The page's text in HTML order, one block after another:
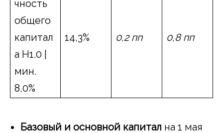
чность
общего
капитал
а Н1.0 |
мин.
8,0%
14,3% 0,2 пп 0,8 пп
Базовый и основной капитал на 1 мая